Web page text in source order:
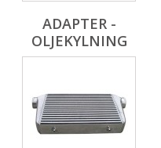
ADAPTER -
OLJEKYLNING